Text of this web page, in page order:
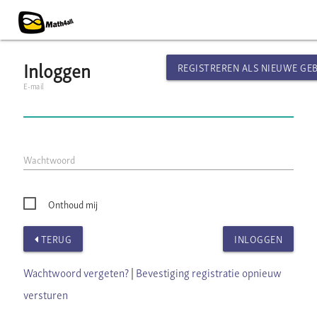
Inloggen REGISTREREN ALS NIEUWE
E-mail
Wachtwoord
Onthoud mij
TERUG INLOGGEN
Wachtwoord vergeten?|Bevestiging registratie opnieuw
versturen